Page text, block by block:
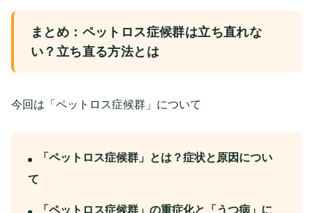
まとめ：ペットロス症候群は立ち直れな
い？立ち直る方法とは
今回は「ペットロス症候群」について
「ペットロス症候群」とは？症状と原因につい
て
「ペットロス症候群」の重症化と「うつ病」に